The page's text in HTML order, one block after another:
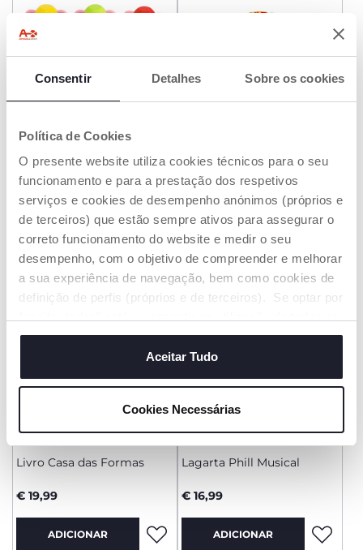
Consentir Detalhes Sobre os cookies
Política de Cookies
O presente website utiliza cookies técnicos para o seu
funcionamento e para a prestação dos respetivos
serviços e cookies de desempenho anónimos (próprios e
de terceiros) que estão sempre ativos para assegurar o
correto funcionamento do website e medir o seu
desempenho, com o objetivo de compreender e melhorar
a sua experiência de navegação, bem como cookies de
definição de perfis (próprios e de terceiros). Se optar por
cookies. Se quiser saber mais, alterar ou revogar o
consentimento de todos ou de alguns cookies, clique em
"mostrar detalhes". Ao fechar este aviso, está a
são necessários e essenciais para garantir o
funcionamento desta página.
Aceitar Tudo
Cookies Necessárias
Strike dos Macaquinhos -
Fit&Fun
€ 21,99
ADICIONAR
Livro Quinta 123
€ 19,99
ADICIONAR
Livro Casa das Formas
€ 19,99
ADICIONAR
Lagarta Phill Musical
€ 16,99
ADICIONAR